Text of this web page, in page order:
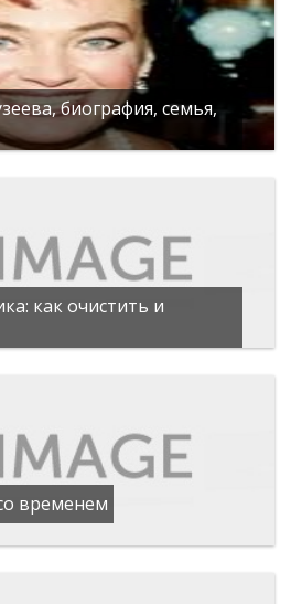
биография, семья,
как очистить и
временем